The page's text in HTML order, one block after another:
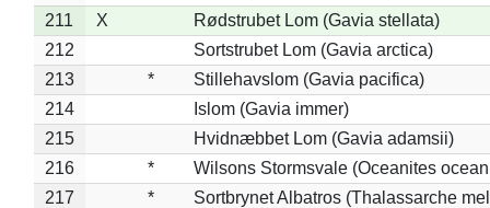
211
X
Rødstrubet Lom (Gavia stellata)
212
Sortstrubet Lom (Gavia arctica)
213
*
Stillehavslom (Gavia pacifica)
214
Islom (Gavia immer)
215
Hvidnæbbet Lom (Gavia adamsii)
216
*
Wilsons Stormsvale (Oceanites
217
*
Sortbrynet Albatros (Thalassarche